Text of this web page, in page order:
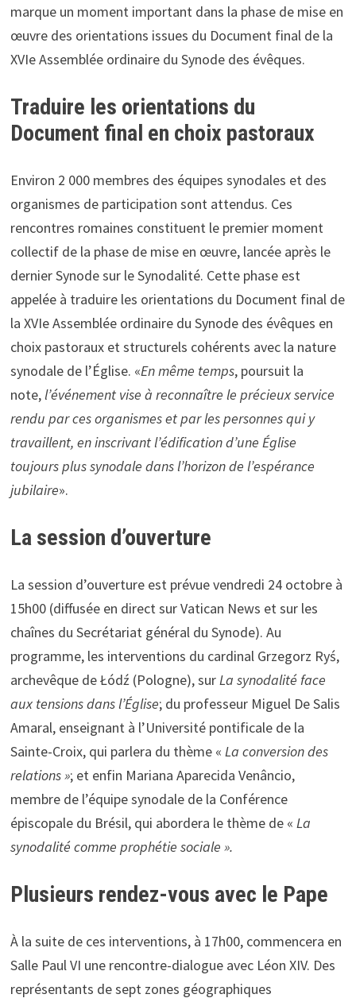
marque un moment important dans la phase de mise en
œuvre des orientations issues du Document final de la
XVIe Assemblée ordinaire du Synode des évêques.
Traduire les orientations du
Document final en choix pastoraux
Environ 2 000 membres des équipes synodales et des
organismes de participation sont attendus. Ces
rencontres romaines constituent le premier moment
collectif de la phase de mise en œuvre, lancée après le
dernier Synode sur le Synodalité. Cette phase est
appelée à traduire les orientations du Document final de
la XVIe Assemblée ordinaire du Synode des évêques en
choix pastoraux et structurels cohérents avec la nature
synodale de l’Église. «En même temps, poursuit la
note,l’événement vise à reconnaître le précieux service
rendu par ces organismes et par les personnes qui y
travaillent, en inscrivant l’édification d’une Église
toujours plus synodale dans l’horizon de l’espérance
jubilaire».
La session d’ouverture
La session d’ouverture est prévue vendredi 24 octobre à
15h00 (diffusée en direct sur Vatican News et sur les
chaînes du Secrétariat général du Synode). Au
programme, les interventions du cardinal Grzegorz Ryś,
archevêque de Łódź (Pologne), sur La synodalité face
aux tensions dans l’Église; du professeur Miguel De Salis
Amaral, enseignant à l’Université pontificale de la
Sainte-Croix, qui parlera du thème « La conversion des
relations »; et enfin Mariana Aparecida Venâncio,
membre de l’équipe synodale de la Conférence
épiscopale du Brésil, qui abordera le thème de « La
synodalité comme prophétie sociale ».
Plusieurs rendez-vous avec le Pape
À la suite de ces interventions, à 17h00, commencera en
Salle Paul VI une rencontre-dialogue avec Léon XIV. Des
représentants de sept zones géographiques